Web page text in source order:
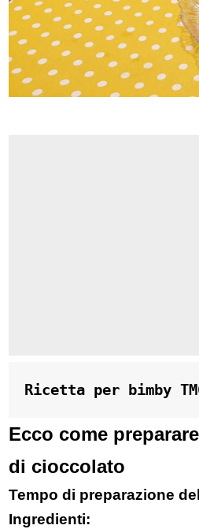
Ricetta per bimby
Ecco come
di cioccolato
Tempo di preparazione
Ingredienti: